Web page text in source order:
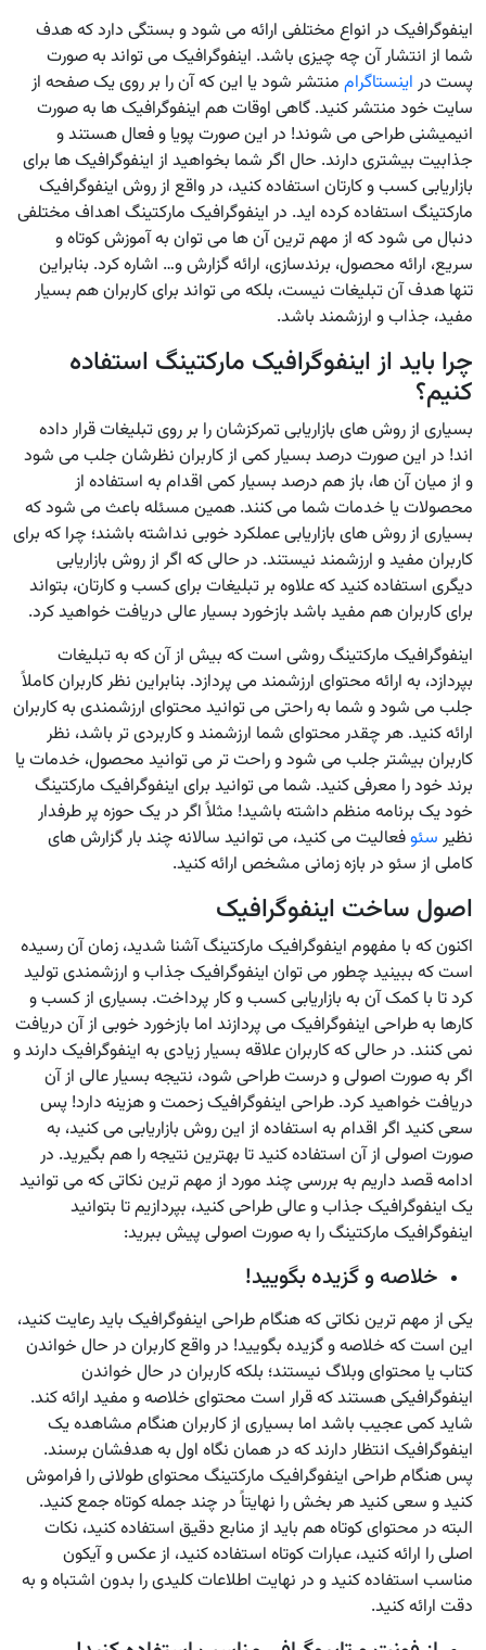
اینفوگرافیک در انواع مختلفی ارائه می شود و بستگی دارد که هدف
شما از انتشار آن چه چیزی باشد. اینفوگرافیک می تواند به صورت
پست در اینستاگرام منتشر شود یا این که آن را بر روی یک صفحه از
سایت خود منتشر کنید. گاهی اوقات هم اینفوگرافیک ها به صورت
انیمیشنی طراحی می شوند! در این صورت پویا و فعال هستند و
جذابیت بیشتری دارند. حال اگر شما بخواهید از اینفوگرافیک ها برای
بازاریابی کسب و کارتان استفاده کنید، در واقع از روش اینفوگرافیک
مارکتینگ استفاده کرده اید. در اینفوگرافیک مارکتینگ اهداف مختلفی
دنبال می شود که از مهم ترین آن ها می توان به آموزش کوتاه و
سریع، ارائه محصول، برندسازی، ارائه گزارش و… اشاره کرد. بنابراین
تنها هدف آن تبلیغات نیست، بلکه می تواند برای کاربران هم بسیار
مفید، جذاب و ارزشمند باشد.
چرا باید از اینفوگرافیک مارکتینگ استفاده
کنیم؟
بسیاری از روش های بازاریابی تمرکزشان را بر روی تبلیغات قرار داده
اند! در این صورت درصد بسیار کمی از کاربران نظرشان جلب می شود
و از میان آن ها، باز هم درصد بسیار کمی اقدام به استفاده از
محصولات یا خدمات شما می کنند. همین مسئله باعث می شود که
بسیاری از روش های بازاریابی عملکرد خوبی نداشته باشند؛ چرا که برای
کاربران مفید و ارزشمند نیستند. در حالی که اگر از روش بازاریابی
دیگری استفاده کنید که علاوه بر تبلیغات برای کسب و کارتان، بتواند
برای کاربران هم مفید باشد بازخورد بسیار عالی دریافت خواهید کرد.
اینفوگرافیک مارکتینگ روشی است که بیش از آن که به تبلیغات
بپردازد، به ارائه محتوای ارزشمند می پردازد. بنابراین نظر کاربران کاملاً
جلب می شود و شما به راحتی می توانید محتوای ارزشمندی به کاربران
ارائه کنید. هر چقدر محتوای شما ارزشمند و کاربردی تر باشد، نظر
کاربران بیشتر جلب می شود و راحت تر می توانید محصول، خدمات یا
برند خود را معرفی کنید. شما می توانید برای اینفوگرافیک مارکتینگ
خود یک برنامه منظم داشته باشید! مثلاً اگر در یک حوزه پر طرفدار
نظیر سئوفعالیت می کنید، می توانید سالانه چند بار گزارش های
کاملی از سئو در بازه زمانی مشخص ارائه کنید.
اصول ساخت اینفوگرافیک
اکنون که با مفهوم اینفوگرافیک مارکتینگ آشنا شدید، زمان آن رسیده
است که ببینید چطور می توان اینفوگرافیک جذاب و ارزشمندی تولید
کرد تا با کمک آن به بازاریابی کسب و کار پرداخت. بسیاری از کسب و
کارها به طراحی اینفوگرافیک می پردازند اما بازخورد خوبی از آن دریافت
نمی کنند. در حالی که کاربران علاقه بسیار زیادی به اینفوگرافیک دارند و
اگر به صورت اصولی و درست طراحی شود، نتیجه بسیار عالی از آن
دریافت خواهید کرد. طراحی اینفوگرافیک زحمت و هزینه دارد! پس
سعی کنید اگر اقدام به استفاده از این روش بازاریابی می کنید، به
صورت اصولی از آن استفاده کنید تا بهترین نتیجه را هم بگیرید. در
ادامه قصد داریم به بررسی چند مورد از مهم ترین نکاتی که می توانید
یک اینفوگرافیک جذاب و عالی طراحی کنید، بپردازیم تا بتوانید
اینفوگرافیک مارکتینگ را به صورت اصولی پیش ببرید:
خلاصه و گزیده بگویید!
یکی از مهم ترین نکاتی که هنگام طراحی اینفوگرافیک باید رعایت کنید،
این است که خلاصه و گزیده بگویید! در واقع کاربران در حال خواندن
کتاب یا محتوای وبلاگ نیستند؛ بلکه کاربران در حال خواندن
اینفوگرافیکی هستند که قرار است محتوای خلاصه و مفید ارائه کند.
شاید کمی عجیب باشد اما بسیاری از کاربران هنگام مشاهده یک
اینفوگرافیک انتظار دارند که در همان نگاه اول به هدفشان برسند.
پس هنگام طراحی اینفوگرافیک مارکتینگ محتوای طولانی را فراموش
کنید و سعی کنید هر بخش را نهایتاً در چند جمله کوتاه جمع کنید.
البته در محتوای کوتاه هم باید از منابع دقیق استفاده کنید، نکات
اصلی را ارائه کنید، عبارات کوتاه استفاده کنید، از عکس و آیکون
مناسب استفاده کنید و در نهایت اطلاعات کلیدی را بدون اشتباه و به
دقت ارائه کنید.